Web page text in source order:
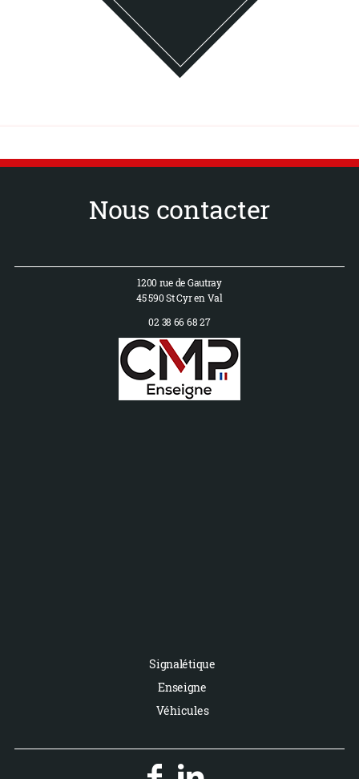
Nous contacter
1200 rue de Gautray
45 590 St Cyr en Val
02 38 66 68 27
Signalétique
Enseigne
Véhicules